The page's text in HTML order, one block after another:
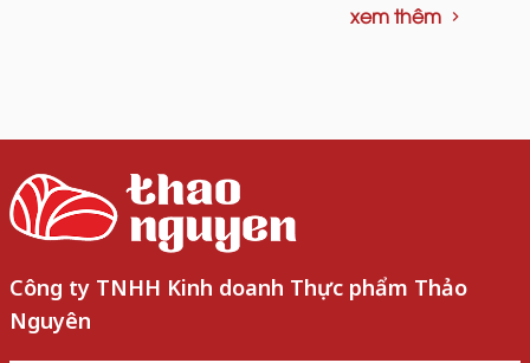
xem thêm
Công ty TNHH Kinh doanh Thực phẩm Thảo
Nguyên